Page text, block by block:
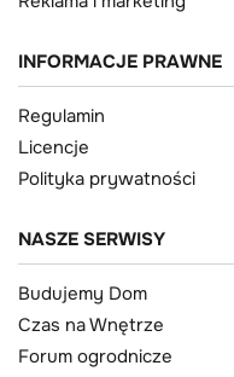
INFORMACJE PRAWNE
Regulamin
Licencje
Polityka prywatności
NASZE SERWISY
Budujemy Dom
Czas na Wnętrze
Forum ogrodnicze